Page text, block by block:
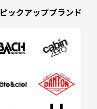
ピックアップブランド